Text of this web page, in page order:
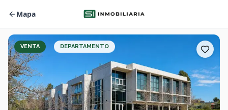
Mapa
VENTA DEPARTAMENTO